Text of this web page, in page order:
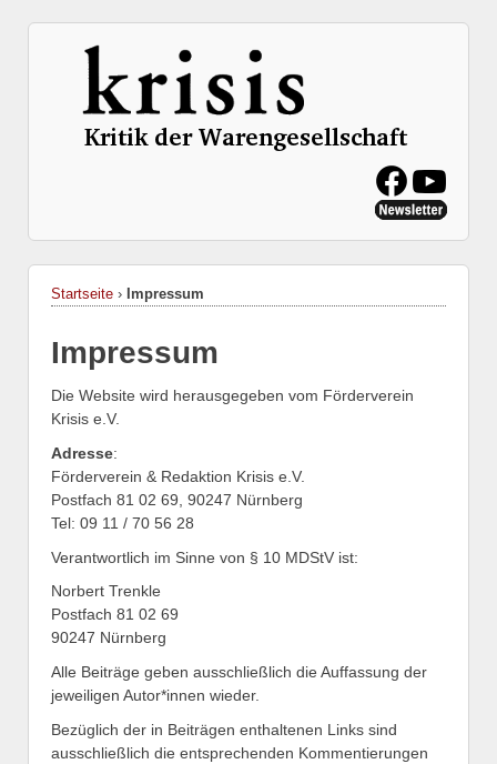
Startseite › Impressum
Impressum
Die Website wird herausgegeben vom Förderverein
Krisis e.V.
Adresse:
Förderverein & Redaktion Krisis e.V.
Postfach 81 02 69, 90247 Nürnberg
Tel: 09 11 / 70 56 28
Verantwortlich im Sinne von § 10 MDStV ist:
Norbert Trenkle
Postfach 81 02 69
90247 Nürnberg
Alle Beiträge geben ausschließlich die Auffassung der
jeweiligen Autor*innen wieder.
Bezüglich der in Beiträgen enthaltenen Links sind
ausschließlich die entsprechenden Kommentierungen